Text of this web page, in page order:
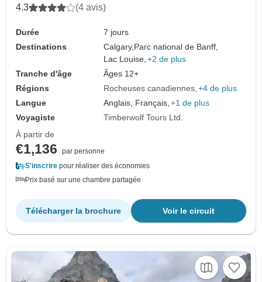
4.3 (4 avis)
Durée
7 jours
Destinations
Calgary, Parc national de Banff,
Lac Louise, +2 de plus
Tranche d'âge
Âges 12+
Régions
Rocheuses canadiennes +4 de plus
Langue
Anglais, Français, +1 de plus
Voyagiste
Timberwolf Tours Ltd.
À partir de
€1,136
par personne
S'inscrire pour réaliser des économies
Prix basé sur une chambre partagée
Voir le circuit
Télécharger la brochure